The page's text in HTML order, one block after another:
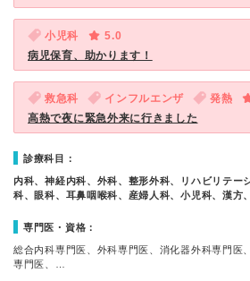
小児科
5.0
病児保育、助かります！
救急科 インフルエンザ 発熱
高熱で夜に緊急外来に行きました
診療科目：
内科、神経内科、外科、整形外科、リハビリテー
科、眼科、耳鼻咽喉科、産婦人科、小児科、漢方
専門医・資格：
総合内科専門医、外科専門医、消化器外科専門医
専門医、…